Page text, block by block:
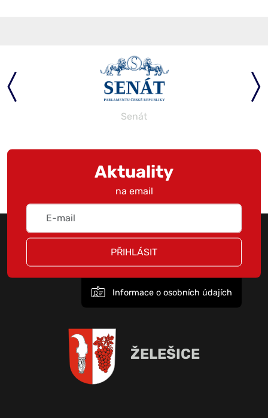
Senát
Aktuality
na email
PŘIHLÁSIT
Informace o osobních údajích
ŽELEŠICE